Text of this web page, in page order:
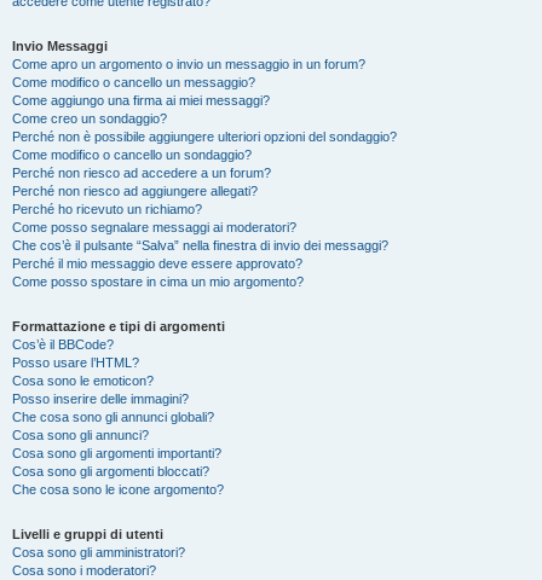
Invio Messaggi
Come apro un argomento o invio un messaggio in un forum?
Come modifico o cancello un messaggio?
Come aggiungo una firma ai miei messaggi?
Come creo un sondaggio?
Perché non è possibile aggiungere ulteriori opzioni del sondaggio?
Come modifico o cancello un sondaggio?
Perché non riesco ad accedere a un forum?
Perché non riesco ad aggiungere allegati?
Perché ho ricevuto un richiamo?
Come posso segnalare messaggi ai moderatori?
Che cos’è il pulsante “Salva” nella finestra di invio dei messaggi?
Perché il mio messaggio deve essere approvato?
Come posso spostare in cima un mio argomento?
Formattazione e tipi di argomenti
Cos’è il BBCode?
Posso usare l’HTML?
Cosa sono le emoticon?
Posso inserire delle immagini?
Che cosa sono gli annunci globali?
Cosa sono gli annunci?
Cosa sono gli argomenti importanti?
Cosa sono gli argomenti bloccati?
Che cosa sono le icone argomento?
Livelli e gruppi di utenti
Cosa sono gli amministratori?
Cosa sono i moderatori?